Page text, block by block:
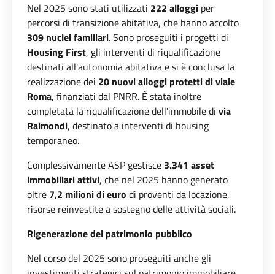
Nel 2025 sono stati utilizzati 222 alloggi per
percorsi di transizione abitativa, che hanno accolto
309 nuclei familiari. Sono proseguiti i progetti di
Housing First, gli interventi di riqualificazione
destinati all'autonomia abitativa e si è conclusa la
realizzazione dei 20 nuovi alloggi protetti di viale
Roma, finanziati dal PNRR. È stata inoltre
completata la riqualificazione dell'immobile di via
Raimondi, destinato a interventi di housing
temporaneo.
Complessivamente ASP gestisce 3.341 asset
immobiliari attivi, che nel 2025 hanno generato
oltre 7,2 milioni di euro di proventi da locazione,
risorse reinvestite a sostegno delle attività sociali.
Rigenerazione del patrimonio pubblico
Nel corso del 2025 sono proseguiti anche gli